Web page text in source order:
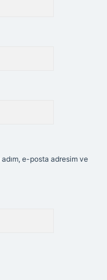
e-posta adresim ve